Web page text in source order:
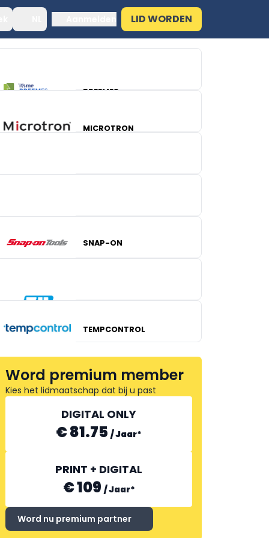
LID WORDEN
BREEMES
MICROTRON
SNAP-ON
TEMPCONTROL
Word premium member
Kies het lidmaatschap dat bij u past
DIGITAL ONLY
€ 81.75 /Jaar*
PRINT + DIGITAL
€ 109 /Jaar*
Word nu premium partner